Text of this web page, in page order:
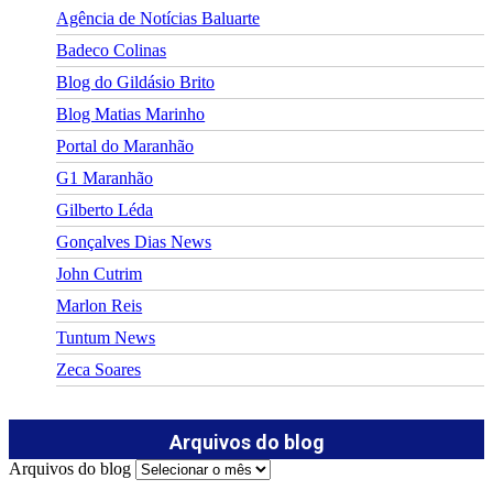
Agência de Notícias Baluarte
Badeco Colinas
Blog do Gildásio Brito
Blog Matias Marinho
Portal do Maranhão
G1 Maranhão
Gilberto Léda
Gonçalves Dias News
John Cutrim
Marlon Reis
Tuntum News
Zeca Soares
Arquivos do blog
Arquivos do blog